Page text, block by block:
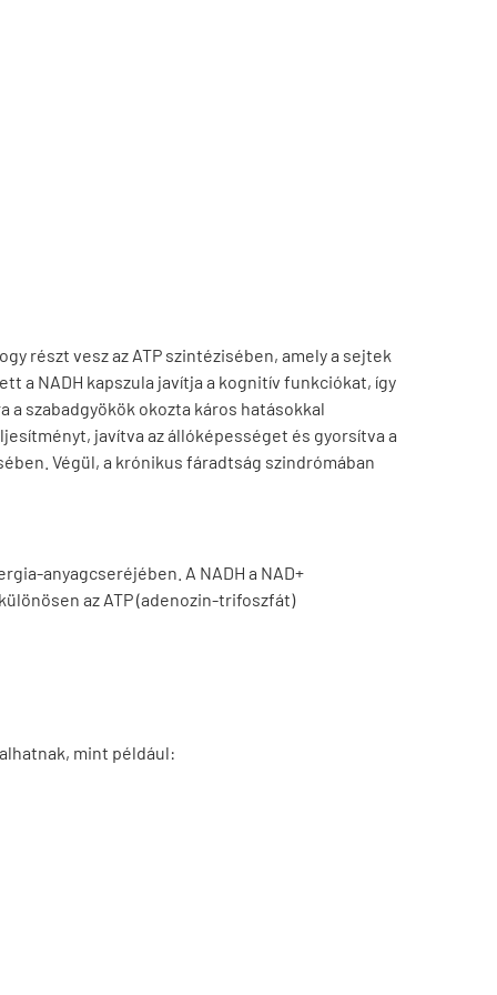
részt vesz az ATP szintézisében, amely a sejtek
a NADH kapszula javítja a kognitív funkciókat, így
szabadgyökök okozta káros hatásokkal
javítva az állóképességet és gyorsítva a
Végül, a krónikus fáradtság szindrómában
anyagcseréjében. A NADH a NAD+
az ATP (adenozin-trifoszfát)
mint például: